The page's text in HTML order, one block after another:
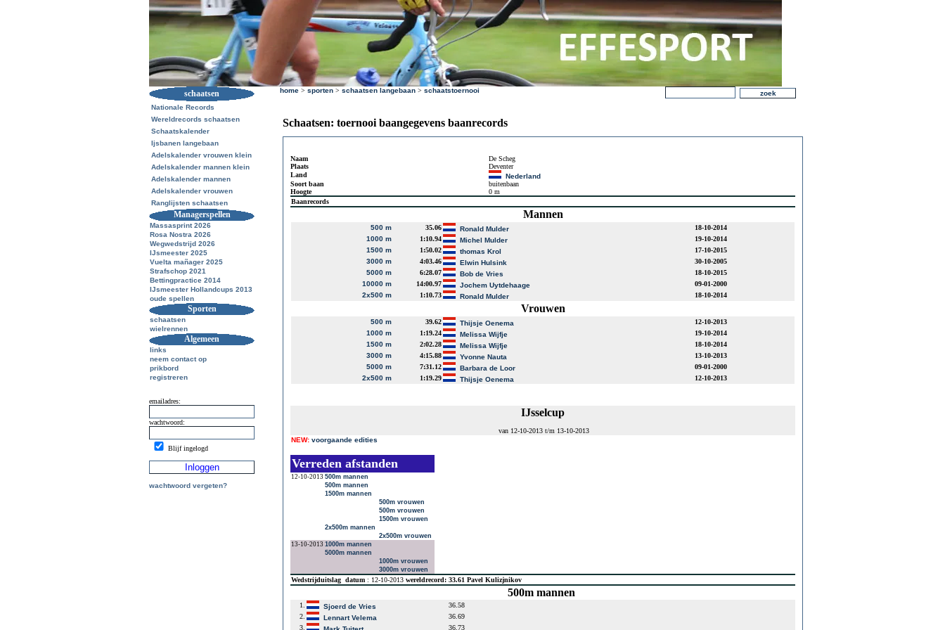
schaatsen
Nationale Records
Wereldrecords schaatsen
Schaatskalender
Ijsbanen langebaan
Adelskalender vrouwen klein
Adelskalender mannen klein
Adelskalender mannen
Adelskalender vrouwen
Ranglijsten schaatsen
Managerspellen
Massasprint 2026
Rosa Nostra 2026
Wegwedstrijd 2026
IJsmeester 2025
Vuelta mañager 2025
Strafschop 2021
Bettingpractice 2014
IJsmeester Hollandcups 2013
oude spellen
Sporten
schaatsen
wielrennen
Algemeen
links
neem contact op
prikbord
registreren
emailadres:
wachtwoord:
Blijf ingelogd
wachtwoord vergeten?
home > sporten > schaatsen langebaan > schaatstoernooi
Schaatsen: toernooi baangegevens baanrecords
Naam
De Scheg
Plaats
Deventer
Land
Nederland
Soort baan
buitenbaan
Hoogte
0 m
Baanrecords
Mannen
500 m 35.06 Ronald Mulder
18-10-2014
1000 m
1:10.94 Michel Mulder
19-10-2014
1500 m
1:50.02 thomas Krol
17-10-2015
3000 m
4:03.46 Elwin Hulsink
30-10-2005
5000 m
6:28.07 Bob de Vries
18-10-2015
10000 m
14:00.97 Jochem Uytdehaage
09-01-2000
2x500 m
1:10.73 Ronald Mulder 18-10-2014
Vrouwen
500 m 39.62 Thijsje Oenema
12-10-2013
1000 m
1:19.24 Melissa Wijfje
19-10-2014
1500 m
2:02.28 Melissa Wijfje
18-10-2014
3000 m
4:15.88 Yvonne Nauta
13-10-2013
5000 m
7:31.12 Barbara de Loor
09-01-2000
2x500 m
1:19.29 Thijsje Oenema 12-10-2013
IJsselcup
van 12-10-2013 t/m 13-10-2013
NEW: voorgaande edities
Verreden afstanden
12-10-2013 500m mannen
500m mannen
1500m mannen
500m vrouwen
500m vrouwen
1500m vrouwen
2x500m mannen
2x500m vrouwen
13-10-2013 1000m mannen
5000m mannen
1000m vrouwen
3000m vrouwen
Wedstrijduitslag datum : 12-10-2013 wereldrecord: 33.61 Pavel Kulizjnikov
500m mannen
1. Sjoerd de Vries
36.58
2.
Lennart Velema
36.69
3.
36.73